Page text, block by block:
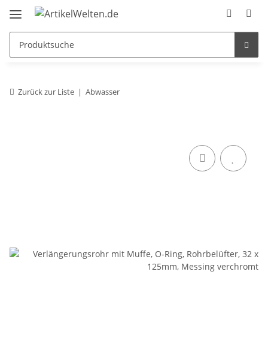
Zurück zur Liste Abwasser